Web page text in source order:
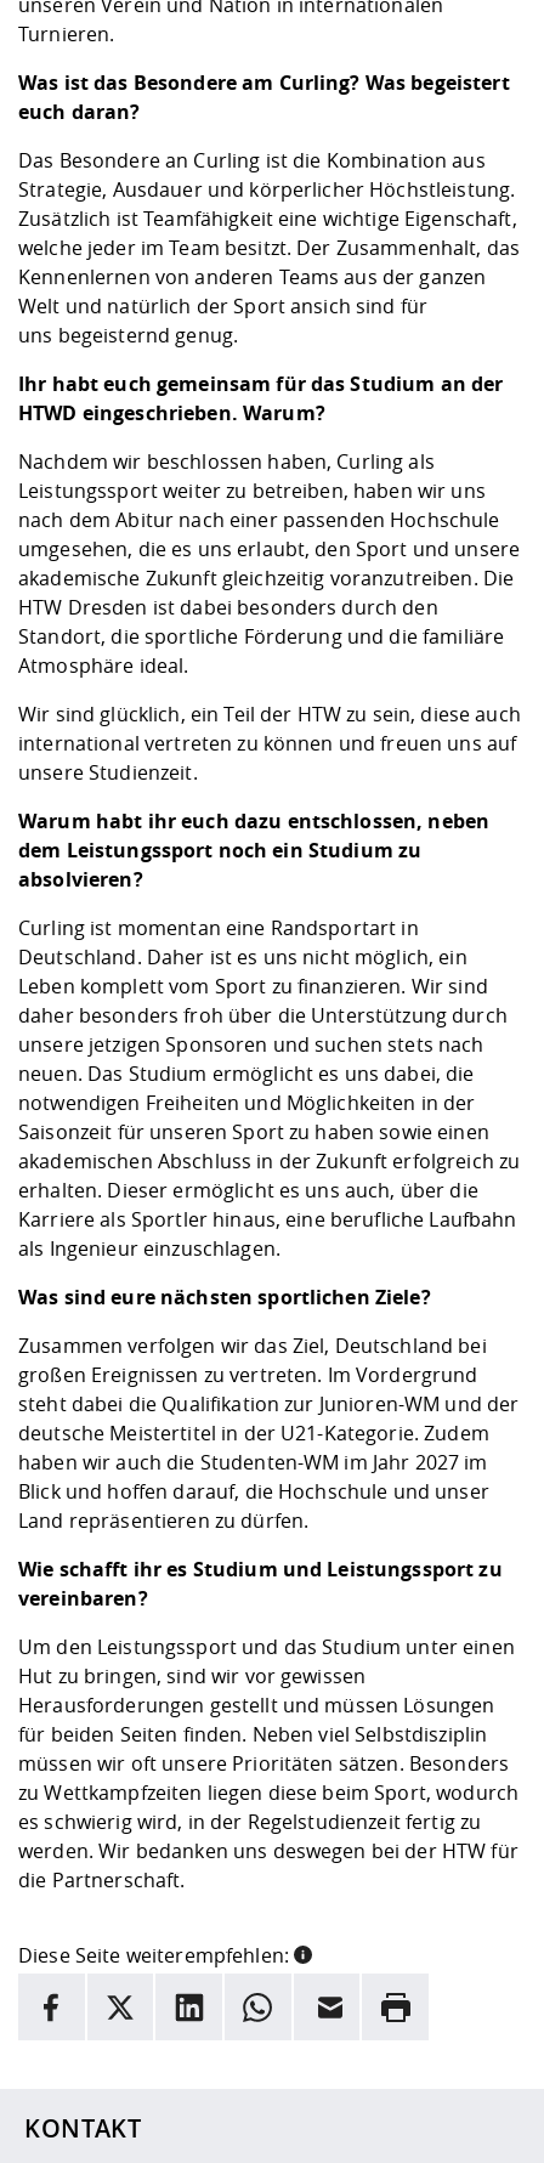
Turnieren.
Was ist das Besondere am Curling? Was begeistert
euch daran?
Das Besondere an Curling ist die Kombination aus
Strategie, Ausdauer und körperlicher Höchstleistung.
Zusätzlich ist Teamfähigkeit eine wichtige Eigenschaft,
welche jeder im Team besitzt. Der Zusammenhalt, das
Kennenlernen von anderen Teams aus der ganzen
Welt und natürlich der Sport ansich sind für
uns begeisternd genug.
Ihr habt euch gemeinsam für das Studium an der
HTWD eingeschrieben. Warum?
Nachdem wir beschlossen haben, Curling als
Leistungssport weiter zu betreiben, haben wir uns
nach dem Abitur nach einer passenden Hochschule
umgesehen, die es uns erlaubt, den Sport und unsere
akademische Zukunft gleichzeitig voranzutreiben. Die
HTW Dresden ist dabei besonders durch den
Standort, die sportliche Förderung und die familiäre
Atmosphäre ideal.
Wir sind glücklich, ein Teil der HTW zu sein, diese auch
international vertreten zu können und freuen uns auf
unsere Studienzeit.
Warum habt ihr euch dazu entschlossen, neben
dem Leistungssport noch ein Studium zu
absolvieren?
Curling ist momentan eine Randsportart in
Deutschland. Daher ist es uns nicht möglich, ein
Leben komplett vom Sport zu finanzieren. Wir sind
daher besonders froh über die Unterstützung durch
unsere jetzigen Sponsoren und suchen stets nach
neuen. Das Studium ermöglicht es uns dabei, die
notwendigen Freiheiten und Möglichkeiten in der
Saisonzeit für unseren Sport zu haben sowie einen
akademischen Abschluss in der Zukunft erfolgreich zu
erhalten. Dieser ermöglicht es uns auch, über die
Karriere als Sportler hinaus, eine berufliche Laufbahn
als Ingenieur einzuschlagen.
Was sind eure nächsten sportlichen Ziele?
Zusammen verfolgen wir das Ziel, Deutschland bei
großen Ereignissen zu vertreten. Im Vordergrund
steht dabei die Qualifikation zur Junioren-WM und der
deutsche Meistertitel in der U21-Kategorie. Zudem
haben wir auch die Studenten-WM im Jahr 2027 im
Blick und hoffen darauf, die Hochschule und unser
Land repräsentieren zu dürfen.
Wie schafft ihr es Studium und Leistungssport zu
vereinbaren?
Um den Leistungssport und das Studium unter einen
Hut zu bringen, sind wir vor gewissen
Herausforderungen gestellt und müssen Lösungen
für beiden Seiten finden. Neben viel Selbstdisziplin
müssen wir oft unsere Prioritäten sätzen. Besonders
zu Wettkampfzeiten liegen diese beim Sport, wodurch
es schwierig wird, in der Regelstudienzeit fertig zu
werden. Wir bedanken uns deswegen bei der HTW für
die Partnerschaft.
Diese Seite weiterempfehlen:
INFORMATION
Hier stehen weitere Informationen und ein Link zur
Facebook
X LinkedInWhatsappE-Mail Drucken
KONTAKT